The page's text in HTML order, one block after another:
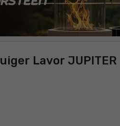
Lavor JUPITER